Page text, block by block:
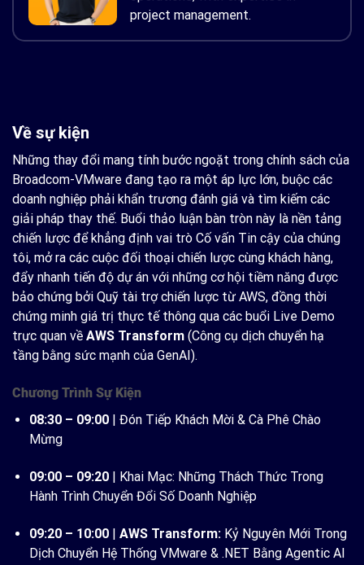
project management.
Về sự kiện
Những thay đổi mang tính bước ngoặt trong chính sách của
Broadcom-VMware đang tạo ra một áp lực lớn, buộc các
doanh nghiệp phải khẩn trương đánh giá và tìm kiếm các
giải pháp thay thế. Buổi thảo luận bàn tròn này là nền tảng
chiến lược để khẳng định vai trò Cố vấn Tin cậy của chúng
tôi, mở ra các cuộc đối thoại chiến lược cùng khách hàng,
đẩy nhanh tiến độ dự án với những cơ hội tiềm năng được
bảo chứng bởi Quỹ tài trợ chiến lược từ AWS, đồng thời
chứng minh giá trị thực tế thông qua các buổi Live Demo
trực quan về AWS Transform (Công cụ dịch chuyển hạ
tầng bằng sức mạnh của GenAI).
Chương Trình Sự Kiện
08:30 – 09:00| Đón Tiếp Khách Mời & Cà Phê Chào
Mừng
09:00 – 09:20| Khai Mạc: Những Thách Thức Trong
Hành Trình Chuyển Đổi Số Doanh Nghiệp
09:20 – 10:00| AWS Transform:Kỷ Nguyên Mới Trong
Dịch Chuyển Hệ Thống VMware & .NET Bằng Agentic AI